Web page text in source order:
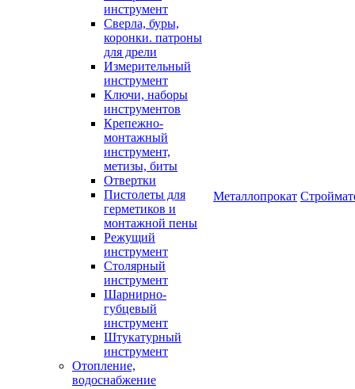
инструмент
Сверла, буры,
коронки. патроны
для дрели
Измерительный
инструмент
Ключи, наборы
инструментов
Крепежно-
монтажный
инструмент,
метизы, биты
Отвертки
Пистолеты для
герметиков и
монтажной пены
Режущий
инструмент
Столярный
инструмент
Шарнирно-
губцевый
инструмент
Штукатурный
инструмент
Отопление,
водоснабжение
Металлопрокат